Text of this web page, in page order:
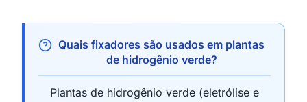
Quais fixadores são usados em plantas
de hidrogênio verde?
Plantas de hidrogênio verde (eletrólise e